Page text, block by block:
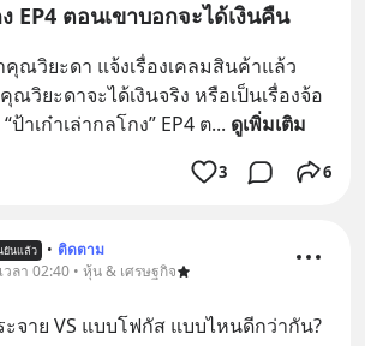
EP4 ตอนเขาบอกจะได้เงินคืน
คุณวิยะดา แจ้งเรื่องเคลมสินค้าแล้ว
ณวิยะดาจะได้เงินจริง หรือเป็นเรื่องจ้อ
าเก๋าเล่ากลโกง” EP4 ต... ดูเพิ่มเติม
3 6
ยันแล้ว • ติดตาม
ลา 02:40 • หุ้น & เศรษฐกิจ
จาย VS แบบโฟกัส แบบไหนดีกว่ากัน?